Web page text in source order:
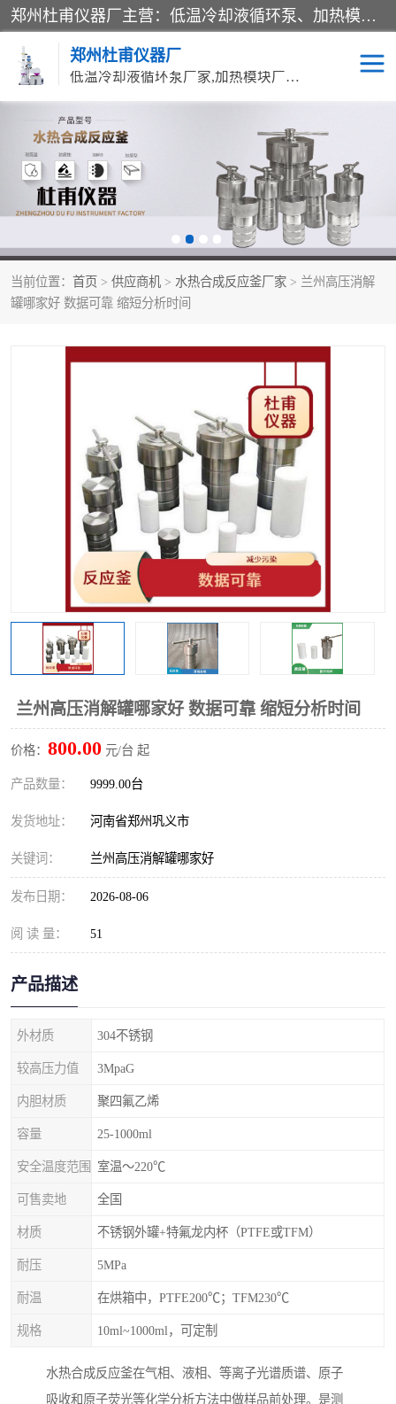
郑州杜甫仪器厂主营：低温冷却液循环泵、加热模块、水热合成反应釜、水油浴锅、旋转蒸发器、循环水真空泵等产品。郑州杜甫仪器厂在众多的教学仪器行业中依靠科技力量扬长避短、迅速发展，成为国家教委*生产教学仪器的厂家，产品具有国内良好水平，主导产品通过ISO9002质量认证。
郑州杜甫仪器厂
低温冷却液循环泵厂家,加热模块厂家,水热合成反应釜厂家,水油浴锅厂家,旋转蒸发器厂家
当前位置： 首页 > 供应商机 > 水热合成反应釜厂家 > 兰州高压消解
罐哪家好 数据可靠 缩短分析时间
兰州高压消解罐哪家好 数据可靠 缩短分析时间
价格： 800.00 元/台 起
产品数量： 9999.00台
发货地址： 河南省郑州巩义市
关键词： 兰州高压消解罐哪家好
发布日期： 2026-08-06
阅 读 量： 51
产品描述
外材质 304不锈钢
较高压力值 3MpaG
内胆材质 聚四氟乙烯
容量 25-1000ml
安全温度范围 室温～220℃
可售卖地 全国
材质 不锈钢外罐+特氟龙内杯（PTFE或TFM）
耐压 5MPa
耐温 在烘箱中，PTFE200℃；TFM230℃
规格 10ml~1000ml，可定制
水热合成反应釜在气相、液相、等离子光谱质谱、原子
吸收和原子荧光等化学分析方法中做样品前处理。是测
循环水真空泵厂家 水热合成反应釜厂家
低温冷却液循环泵厂家 加热模块厂家
气流烘干器
旋转蒸发器厂家 双层玻璃反应釜10L
多功能油浴锅
单层玻璃反应釜 低温恒温反应浴槽
磁力搅拌器 电动搅拌器